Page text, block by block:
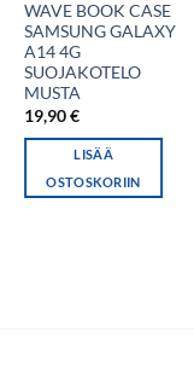
WAVE BOOK CASE
SAMSUNG GALAXY
A14 4G
SUOJAKOTELO
MUSTA
19,90€
LISÄÄ
OSTOSKORIIN